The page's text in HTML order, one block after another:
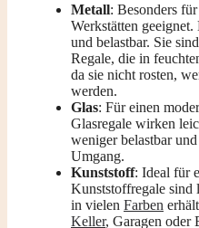
Metall: Besonders
Werkstätten
und belastbar. Sie
Regale, die in
da sie nicht rosten,
werden.
Glas: Für einen
Glasregale wirken
weniger belastbar
Umgang.
Kunststoff: Ideal für
Kunststoffregale sind
in vielen Farben
Keller, Garagen oder